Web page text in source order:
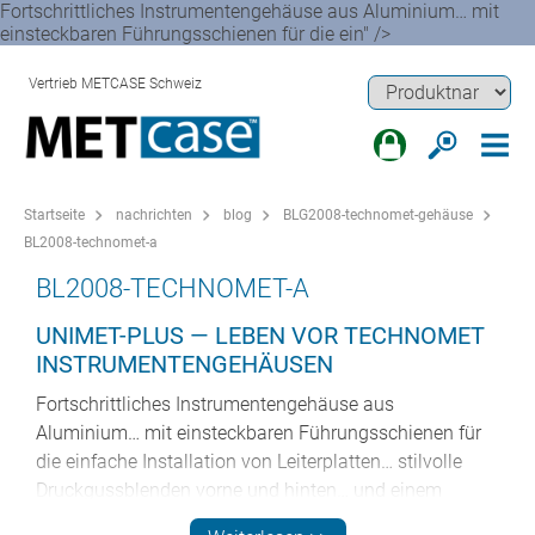
Fortschrittliches Instrumentengehäuse aus Aluminium… mit
einsteckbaren Führungsschienen für die ein" />
Vertrieb METCASE Schweiz
Startseite nachrichten blog
BLG2008-technomet-gehäuse
BL2008-technomet-a
BL2008-TECHNOMET-A
UNIMET-PLUS — LEBEN VOR TECHNOMET
INSTRUMENTENGEHÄUSEN
Fortschrittliches Instrumentengehäuse aus
Aluminium… mit einsteckbaren Führungsschienen für
die einfache Installation von Leiterplatten… stilvolle
Druckgussblenden vorne und hinten… und einem
Bügelarm, der gleichzeitig als Schreibtischständer